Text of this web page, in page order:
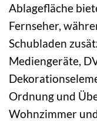
Ablagefläche
Fernseher,
Schubladen
Mediengeräte,
Ordnung und
Wohnzimmer